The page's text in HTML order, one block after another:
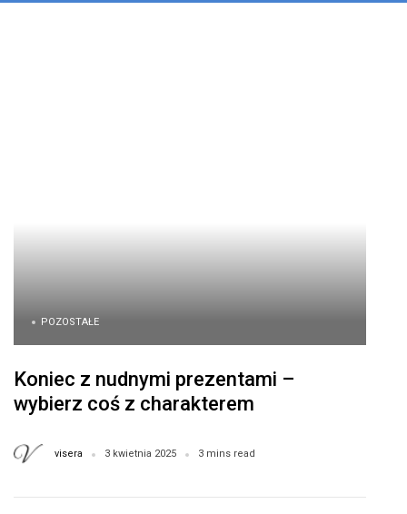
POZOSTAŁE
Koniec z nudnymi prezentami –
wybierz coś z charakterem
visera 3 kwietnia 2025 3 mins read